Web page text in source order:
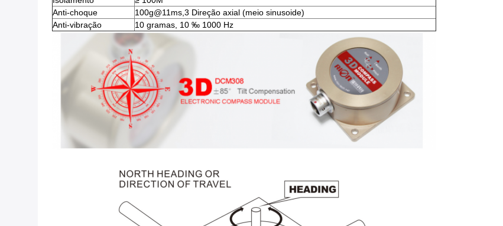
Anti-choque
100g@11ms,3 Direção axial (meio sinusoide)
Anti-vibração
10 gramas, 10 ‰ 1000 Hz